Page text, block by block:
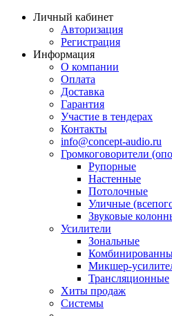
Личный кабинет
Авторизация
Регистрация
Информация
О компании
Оплата
Доставка
Гарантия
Участие в тендерах
Контакты
info@concept-audio.ru
Громкоговорители
Рупорные
Настенные
Потолочные
Уличные
Звуковые
Усилители
Зональные
Микшер-
Трансляционные
Хиты продаж
Системы